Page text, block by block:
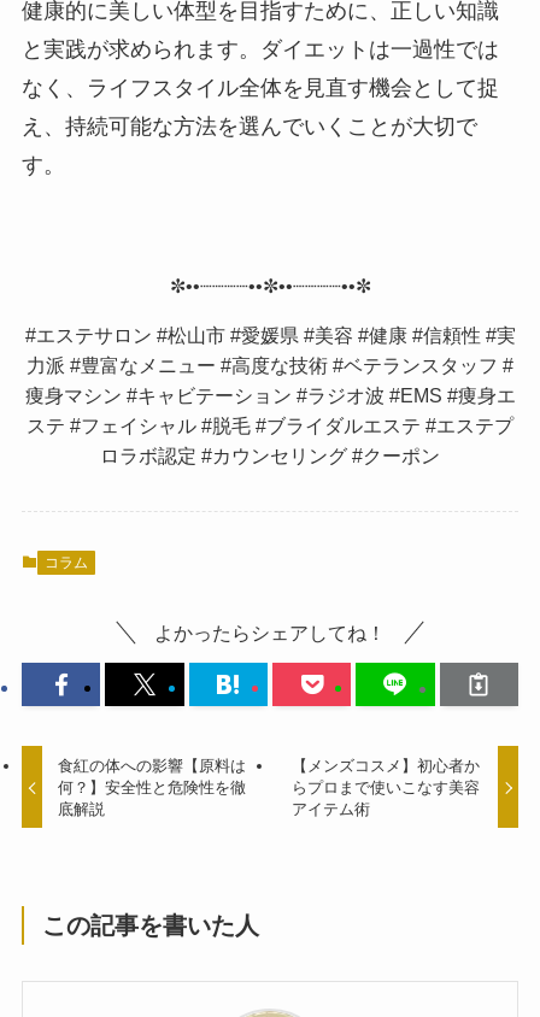
健康的に美しい体型を目指すために、正しい知識
と実践が求められます。ダイエットは一過性では
なく、ライフスタイル全体を見直す機会として捉
え、持続可能な方法を選んでいくことが大切で
す。
✼••┈┈┈┈••✼••┈┈┈┈••✼
#エステサロン #松山市 #愛媛県 #美容 #健康 #信頼性 #実
力派 #豊富なメニュー #高度な技術 #ベテランスタッフ #
痩身マシン #キャビテーション #ラジオ波 #EMS #痩身エ
ステ #フェイシャル #脱毛 #ブライダルエステ #エステプ
ロラボ認定 #カウンセリング #クーポン
コラム
よかったらシェアしてね！
食紅の体への影響【原料は
何？】安全性と危険性を徹
底解説
【メンズコスメ】初心者か
らプロまで使いこなす美容
アイテム術
この記事を書いた人